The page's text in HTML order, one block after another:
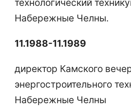
технологический
Набережные Челны.
11.1988-11.1989
директор Камского
энергостроительного
Набережные Челны